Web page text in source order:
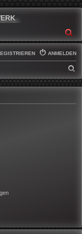
ANMELDEN
U
H